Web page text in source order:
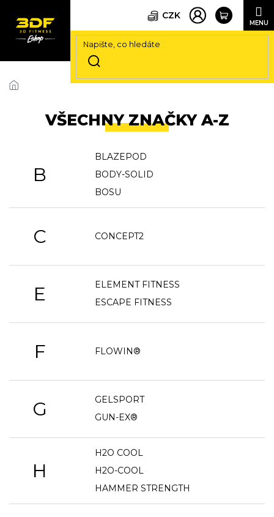
na
CZK
VŠECHNY ZNAČKY A-Z
B
BLAZEPOD
BODY-SOLID
BOSU
C CONCEPT2
E
ELEMENT FITNESS
ESCAPE FITNESS
F FLOWIN®
G
GELSPORT
GUN-EX®
H
H2O COOL
H2O-COOL
HAMMER STRENGTH